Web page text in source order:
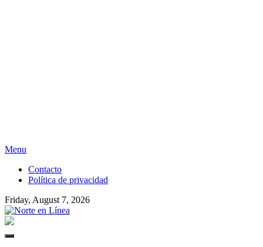
Skip
content
Menu
Contacto
Política de privacidad
Friday, August 7, 2026
Primary